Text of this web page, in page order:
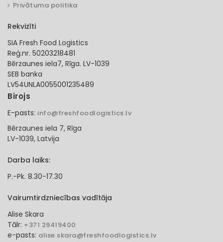
Privātuma politika
Rekvizīti
SIA Fresh Food Logistics
Reģ.nr. 50203218481
Bērzaunes iela7, Rīga. LV-1039
SEB banka
LV54UNLA0055001235489
Birojs
E-pasts: info@freshfoodlogistics.lv
Bērzaunes iela 7, Rīga
LV-1039, Latvija
Darba laiks:
P.-Pk. 8.30-17.30
Vairumtirdzniecības vadītāja
Alise Skara
Tālr: +371 29419400
e-pasts: alise.skara@freshfoodlogistics.lv